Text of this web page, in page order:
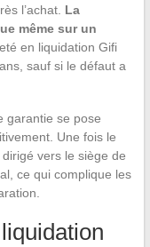
l’achat. La
même sur un
en liquidation Gifi
sauf si le défaut a
garantie se pose
Une fois le
vers le siège de
ce qui complique les